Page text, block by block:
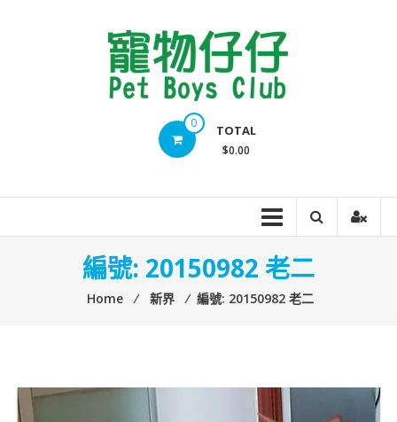
0 TOTAL
$0.00
​​編號: 20150982 老二
Home ⁄ 新界 ⁄ ​​編號: 20150982 老二